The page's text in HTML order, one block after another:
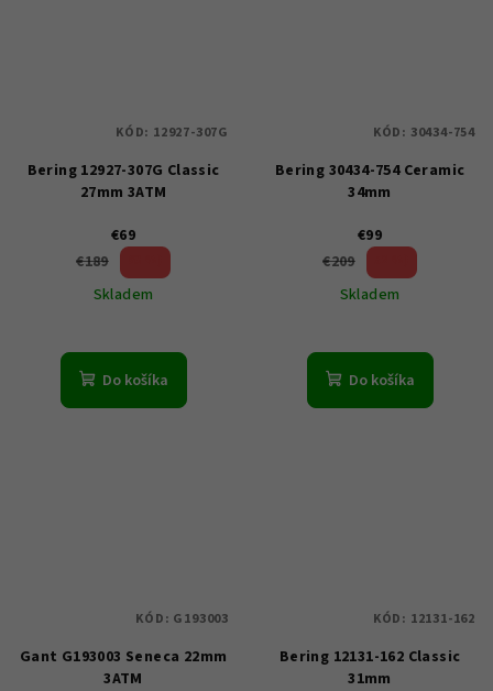
Bering 12927-307G Classic
27mm 3ATM
€69
€189
Skladem
Do košíka
KÓD: 12927-307G
Bering 30434-754 Ceramic
34mm
€99
€209
Skladem
Do košíka
KÓD: 30434-754
Gant G193003 Seneca 22mm
3ATM
KÓD: G193003
Bering 12131-162 Classic
31mm
KÓD: 12131-162